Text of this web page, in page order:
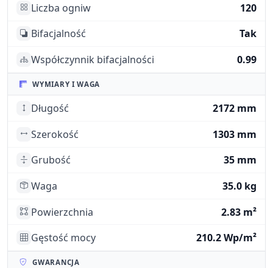
Liczba ogniw
120
Bifacjalność
Tak
Współczynnik bifacjalności
0.99
WYMIARY I WAGA
Długość
2172 mm
Szerokość
1303 mm
Grubość
35 mm
Waga
35.0 kg
Powierzchnia
2.83 m²
Gęstość mocy
210.2 Wp/m²
GWARANCJA